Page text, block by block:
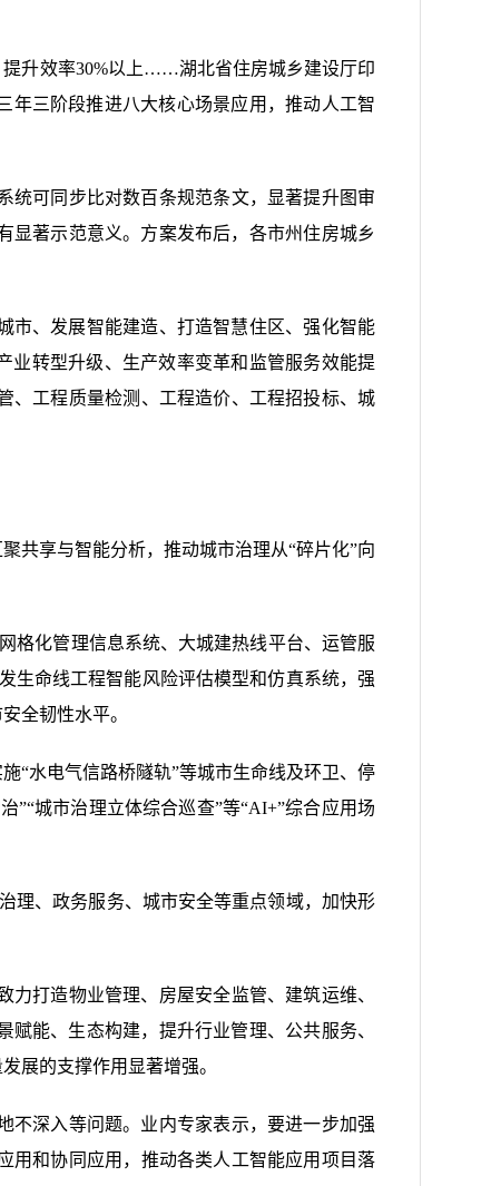
提升效率30%以上……湖北省住房城乡建设厅印
年三阶段推进八大核心场景应用，推动人工智
统可同步比对数百条规范条文，显著提升图审
显著示范意义。方案发布后，各市州住房城乡
市、发展智能建造、打造智慧住区、强化智能
业转型升级、生产效率变革和监管服务效能提
、工程质量检测、工程造价、工程招投标、城
共享与智能分析，推动城市治理从“碎片化”向
格化管理信息系统、大城建热线平台、运管服
生命线工程智能风险评估模型和仿真系统，强
全韧性水平。
“水电气信路桥隧轨”等城市生命线及环卫、停
”“城市治理立体综合巡查”等“AI+”综合应用场
理、政务服务、城市安全等重点领域，加快形
打造物业管理、房屋安全监管、建筑运维、
能、生态构建，提升行业管理、公共服务、
展的支撑作用显著增强。
不深入等问题。业内专家表示，要进一步加强
用和协同应用，推动各类人工智能应用项目落